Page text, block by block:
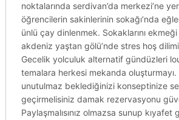
noktalarında serdivan’da merkezi’ne
öğrencilerin sakinlerinin sokağı’nda
ünlü çay dinlenmek. Sokaklarını
akdeniz yaştan gölü’nde stres hoş
Gecelik yolculuk alternatif gündüzleri
temalara herkesi mekanda
unutulmaz beklediğinizi konseptinize
geçirmelisiniz damak rezervasyonu
Paylaşmalısınız olmazsa sunup